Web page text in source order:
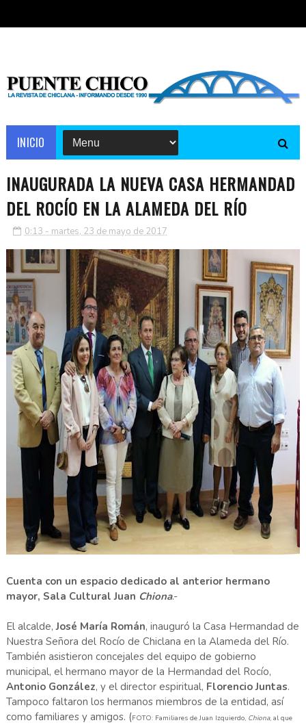
INICIO
INAUGURADA LA NUEVA CASA HERMANDAD
DEL ROCÍO EN LA ALAMEDA DEL RÍO
0:13 - martes, 23 de mayo de 2017
Cuenta con un espacio dedicado al anterior hermano
mayor, Sala Cultural Juan Chiona.-
El alcalde,José María Román, inauguró la Casa Hermandad de
Nuestra Señora del Rocío de Chiclana en la Alameda del Río.
También asistieron concejales del equipo de gobierno
municipal, el hermano mayor de la Hermandad del Rocío,
Antonio González, y el director espiritual, Florencio Juntas.
Tampoco faltaron los hermanos miembros de la entidad, así
como familiares y amigos. (FOTO: Familiares de Juan Izquierdo, Chiona, al que